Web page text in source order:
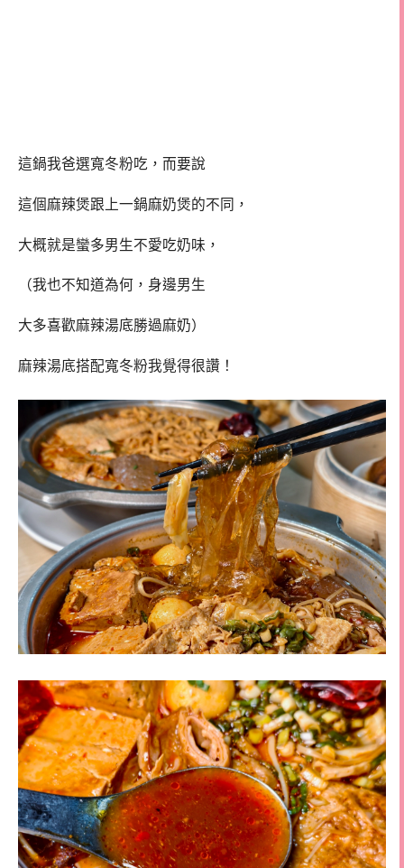
這鍋我爸選寬冬粉吃，而要說
這個麻辣煲跟上一鍋麻奶煲的不同，
大概就是蠻多男生不愛吃奶味，
（我也不知道為何，身邊男生
大多喜歡麻辣湯底勝過麻奶）
麻辣湯底搭配寬冬粉我覺得很讚！